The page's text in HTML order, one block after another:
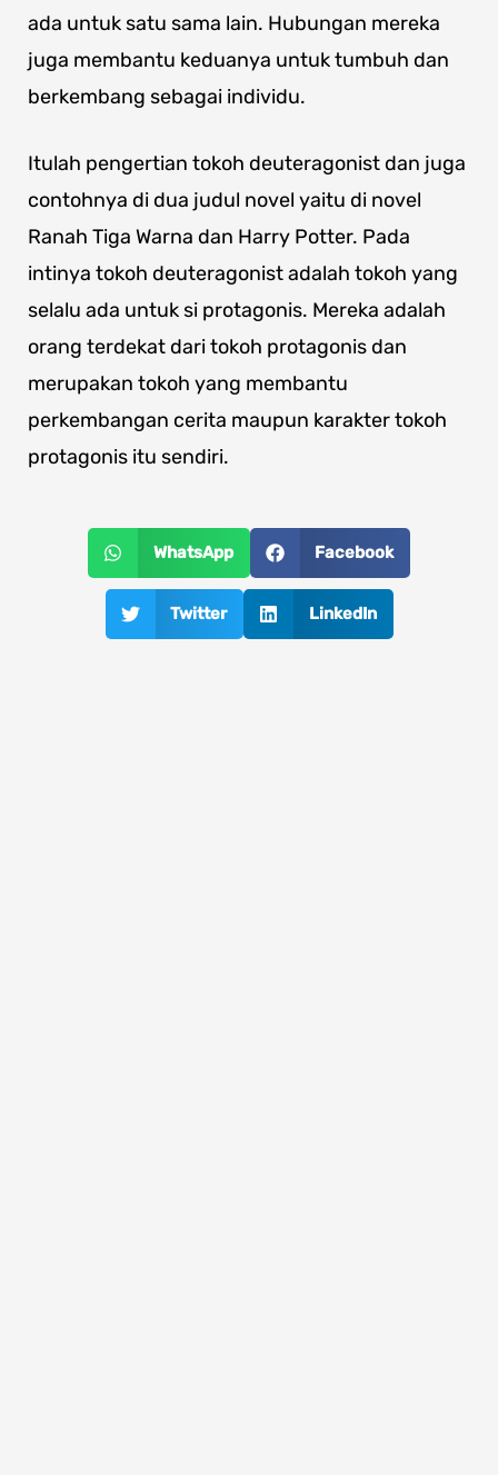
ada untuk satu sama lain. Hubungan mereka
juga membantu keduanya untuk tumbuh dan
berkembang sebagai individu.
Itulah pengertian tokoh deuteragonist dan juga
contohnya di dua judul novel yaitu di novel
Ranah Tiga Warna dan Harry Potter. Pada
intinya tokoh deuteragonist adalah tokoh yang
selalu ada untuk si protagonis. Mereka adalah
orang terdekat dari tokoh protagonis dan
merupakan tokoh yang membantu
perkembangan cerita maupun karakter tokoh
protagonis itu sendiri.
WhatsApp Facebook
Twitter LinkedIn